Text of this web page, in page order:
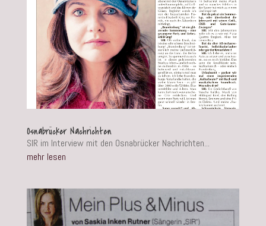
Osnabrücker Nachrichten
SIR im Interview mit den Osnabrücker Nachrichten...
mehr lesen